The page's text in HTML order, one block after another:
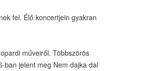
fel. Élő koncertjein gyakran
műveiről. Többszörös
ban jelent meg Nem dajka dal